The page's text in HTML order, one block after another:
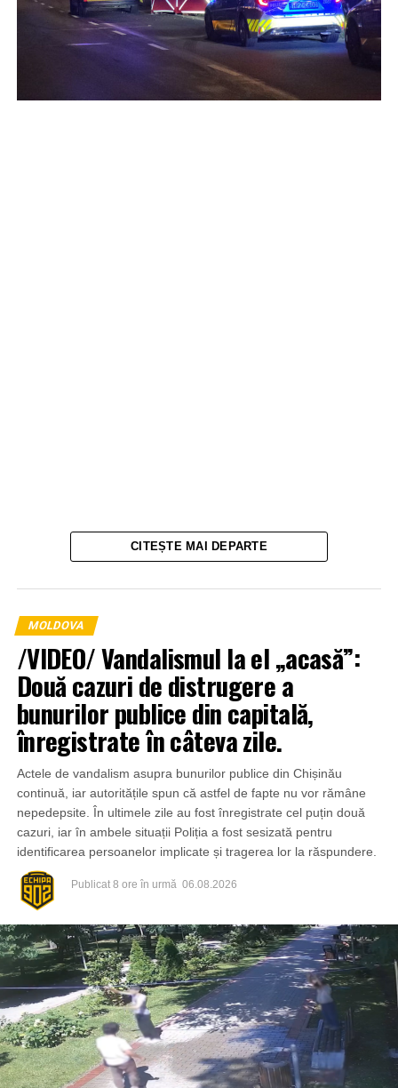
CITEȘTE MAI DEPARTE
MOLDOVA
/VIDEO/ Vandalismul la el „acasă”:
Două cazuri de distrugere a
bunurilor publice din capitală,
înregistrate în câteva zile.
Actele de vandalism asupra bunurilor publice din Chișinău
continuă, iar autoritățile spun că astfel de fapte nu vor rămâne
nepedepsite. În ultimele zile au fost înregistrate cel puțin două
cazuri, iar în ambele situații Poliția a fost sesizată pentru
identificarea persoanelor implicate și tragerea lor la răspundere.
Publicat 8 ore în urmă 06.08.2026